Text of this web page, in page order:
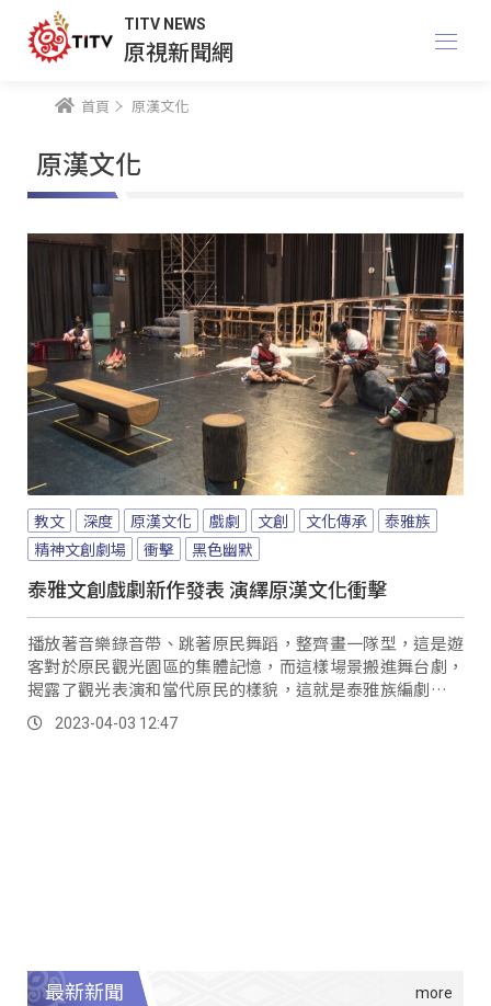
TITV NEWS
原視新聞網
首頁 原漢文化
原漢文化
教文 深度 原漢文化 戲劇 文創 文化傳承
泰雅族
精神文創劇場
衝擊 黑色幽默
泰雅文創戲劇新作發表 演繹原漢文化衝擊
播放著音樂錄音帶、跳著原民舞蹈，整齊畫一隊型，這是遊
客對於原民觀光園區的集體記憶，而這樣場景搬進舞台劇，
揭露了觀光表演和當代原民的樣貌，這就是泰雅族編劇游以
德，編寫出的黑色幽默喜劇泰雅精神文創劇場。
2023-04-03 12:47
最新新聞